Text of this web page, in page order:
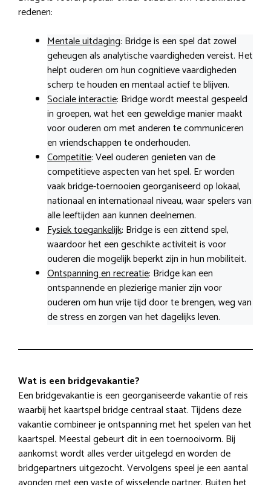
redenen:
Mentale uitdaging: Bridge is een spel dat zowel
geheugen als analytische vaardigheden vereist. Het
helpt ouderen om hun cognitieve vaardigheden
scherp te houden en mentaal actief te blijven.
Sociale interactie: Bridge wordt meestal gespeeld
in groepen, wat het een geweldige manier maakt
voor ouderen om met anderen te communiceren
en vriendschappen te onderhouden.
Competitie: Veel ouderen genieten van de
competitieve aspecten van het spel. Er worden
vaak bridge-toernooien georganiseerd op lokaal,
nationaal en internationaal niveau, waar spelers van
alle leeftijden aan kunnen deelnemen.
Fysiek toegankelijk: Bridge is een zittend spel,
waardoor het een geschikte activiteit is voor
ouderen die mogelijk beperkt zijn in hun mobiliteit.
Ontspanning en recreatie: Bridge kan een
ontspannende en plezierige manier zijn voor
ouderen om hun vrije tijd door te brengen, weg van
de stress en zorgen van het dagelijks leven.
Wat is een bridgevakantie?
Een bridgevakantie is een georganiseerde vakantie of reis
waarbij het kaartspel bridge centraal staat. Tijdens deze
vakantie combineer je ontspanning met het spelen van het
kaartspel. Meestal gebeurt dit in een toernooivorm. Bij
aankomst wordt alles verder uitgelegd en worden de
bridgepartners uitgezocht. Vervolgens speel je een aantal